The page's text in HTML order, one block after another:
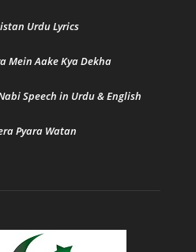
Urdu Lyrics
Mein Aake Kya Dekha
Speech in Urdu & English
Pyara Watan